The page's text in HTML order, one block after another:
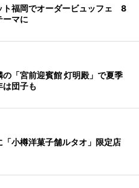
ト福岡でオーダービュッフェ 8
ーマに
「宮前迎賓館 灯明殿」で夏季
団子も
「小樽洋菓子舗ルタオ」限定店